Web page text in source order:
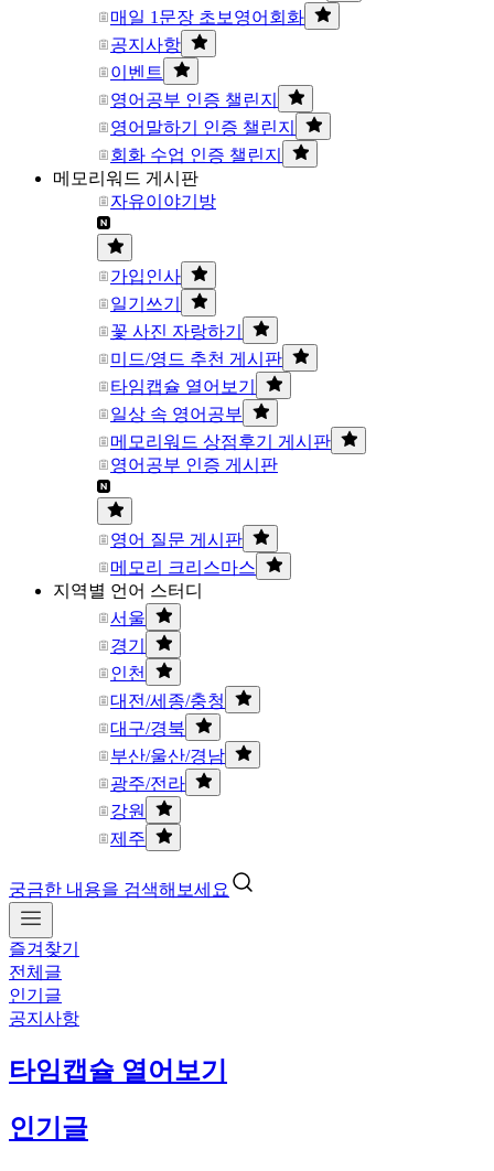
매일 1문장 초보영어회화
공지사항
이벤트
영어공부 인증 챌린지
영어말하기 인증 챌린지
회화 수업 인증 챌린지
메모리워드 게시판
자유이야기방
가입인사
일기쓰기
꽃 사진 자랑하기
미드/영드 추천 게시판
타임캡슐 열어보기
일상 속 영어공부
메모리워드 상점후기 게시판
영어공부 인증 게시판
영어 질문 게시판
메모리 크리스마스
지역별 언어 스터디
서울
경기
인천
대전/세종/충청
대구/경북
부산/울산/경남
광주/전라
강원
제주
궁금한 내용을 검색해보세요
즐겨찾기
전체글
인기글
공지사항
타임캡슐 열어보기
인기글